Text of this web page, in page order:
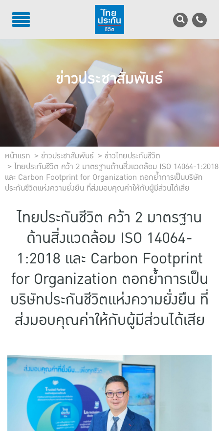
TH EN
บริการลูกค้า
บริการตัวแทน
รู้จักไทยประกันชีวิต
นักลงทุนสัมพันธ์
เพื่อสังคมไทย
ติดต่อไทยประกันชีวิต
แบบประกันทั้งหมด
แบบประกันที่เหมาะกับช่วงอายุ
เปรียบเทียบแบบประกัน
เลือกแบบประกันที่เหมาะกับคุณ
TL Learning Center
ข่าวประชาสัมพันธ์
หน้าแรก ข่าวประชาสัมพันธ์
ข่าวไทยประกันชีวิต
ไทยประกันชีวิต คว้า 2 มาตรฐานด้านสิ่งแวดล้อม ISO 14064-1:2018
และ Carbon Footprint for Organization ตอกย้ำการเป็นบริษัท
ประกันชีวิตแห่งความยั่งยืน ที่ส่งมอบคุณค่าให้กับผู้มีส่วนได้เสีย
ไทยประกันชีวิต คว้า 2 มาตรฐาน
ด้านสิ่งแวดล้อม ISO 14064-
1:2018 และ Carbon Footprint
for Organization ตอกย้ำการเป็น
บริษัทประกันชีวิตแห่งความยั่งยืน ที่
ส่งมอบคุณค่าให้กับผู้มีส่วนได้เสีย